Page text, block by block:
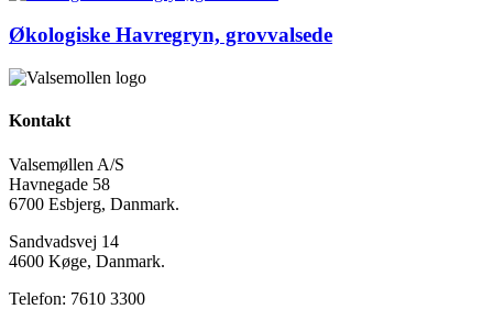
Økologiske Havregryn, grovvalsede
Kontakt
Valsemøllen A/S
Havnegade 58
6700 Esbjerg, Danmark.
Sandvadsvej 14
4600 Køge, Danmark.
Telefon: 7610 3300